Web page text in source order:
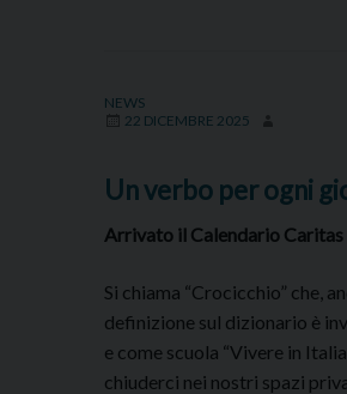
NEWS
22 DICEMBRE 2025
Un verbo per ogni
Arrivato il Calendario
Si chiama “Crocicchio” che,
definizione sul dizionario è
e come scuola “Vivere in
chiuderci nei nostri spazi